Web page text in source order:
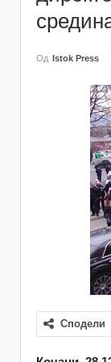
Од Istok Press
Сподели